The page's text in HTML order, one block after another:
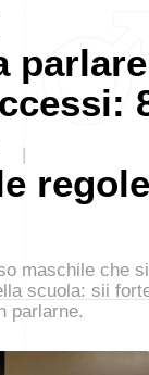
parlare
regole
maschile che si
scuola: sii
parlarne.